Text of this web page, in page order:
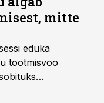
mitte
eduka
tootmisvoo